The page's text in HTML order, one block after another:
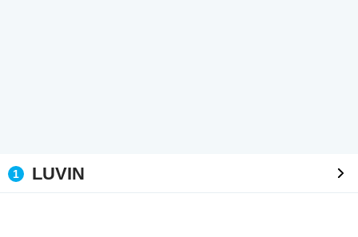
1 LUVIN